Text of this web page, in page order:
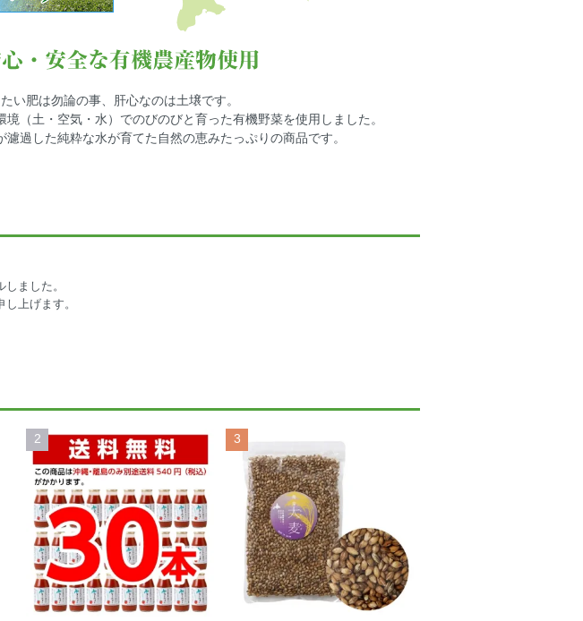
たい肥は勿論の事、肝心なのは土壌です。
境（土・空気・水）でのびのびと育った有機野菜を使用しました。
濾過した純粋な水が育てた自然の恵みたっぷりの商品です。
ました。
上げます。
2 3